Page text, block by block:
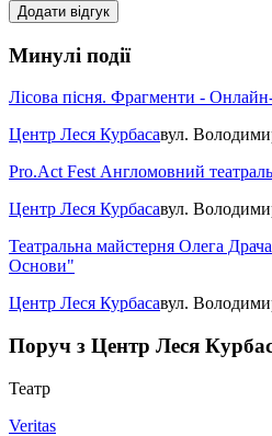
Додати відгук
Минулі події
Лісова пісня. Фрагменти -
Центр Леся Курбасавул.
Pro.Act Fest Англомовний
Центр Леся Курбасавул.
Театральна майстерня Олега
Основи"
Центр Леся Курбасавул.
Поруч з Центр Леся
Театр
Veritas